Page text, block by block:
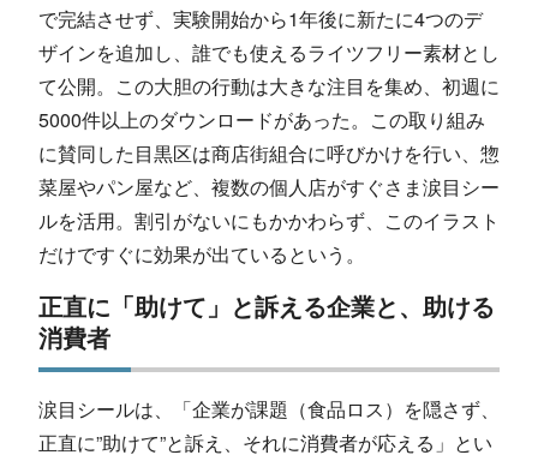
で完結させず、実験開始から1年後に新たに4つのデ
ザインを追加し、誰でも使えるライツフリー素材とし
て公開。この大胆の行動は大きな注目を集め、初週に
5000件以上のダウンロードがあった。この取り組み
に賛同した目黒区は商店街組合に呼びかけを行い、惣
菜屋やパン屋など、複数の個人店がすぐさま涙目シー
ルを活用。割引がないにもかかわらず、このイラスト
だけですぐに効果が出ているという。
正直に「助けて」と訴える企業と、助ける
消費者
涙目シールは、「企業が課題（食品ロス）を隠さず、
正直に”助けて”と訴え、それに消費者が応える」とい